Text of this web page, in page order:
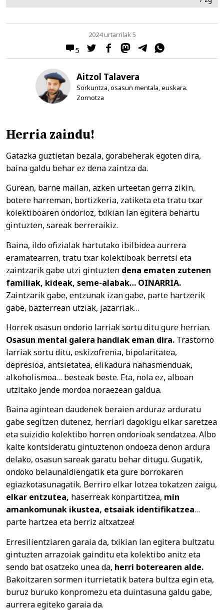
5
2024 urtarrilak 5
Aitzol Talavera
Sorkuntza, osasun mentala, euskara.
Zornotza
Herria zaindu!
Gatazka guztietan bezala, gorabeherak egoten dira,
baina galdu behar ez dena zaintza da.
Gurean, barne mailan, azken urteetan gerra zikin,
botere harreman, bortizkeria, zatiketa eta tratu txar
kolektiboaren ondorioz, txikian lan egitera behartu
gintuzten, sareak berreraikiz.
Baina, ildo ofizialak hartutako ibilbidea aurrera
eramatearren, tratu txar kolektiboak berretsi eta
zaintzarik gabe utzi gintuzten dena ematen zutenen
familiak, kideak, seme-alabak… OINARRIA.
Zaintzarik gabe, entzunak izan gabe, parte hartzerik
gabe, bazterrean utziak, jazarriak…
Horrek osasun ondorio larriak sortu ditu gure herrian.
Osasun mental galera handiak eman dira. Trastorno
larriak sortu ditu, eskizofrenia, bipolaritatea,
depresioa, antsietatea, elikadura nahasmenduak,
alkoholismoa… besteak beste. Eta, nola ez, alboan
utzitako jende mordoa noraezean galdua.
Baina agintean daudenek beraien arduraz arduratu
gabe segitzen dutenez, herriari dagokigu elkar saretzea
eta suizidio kolektibo horren ondorioak sendatzea. Albo
kalte kontsideratu gintuztenon ondoeza denon ardura
delako, osasun sareak garatu behar ditugu. Gugatik,
ondoko belaunaldiengatik eta gure borrokaren
egiazkotasunagatik. Berriro elkar lotzea tokatzen zaigu,
elkar entzutea, haserreak konpartitzea, min
amankomunak ikustea, etsaiak identifikatzea…
parte hartzea eta berriz altxatzea!
Erresilientziaren garaia da, txikian lan egitera bultzatu
gintuzten arrazoiak gainditu eta kolektibo anitz eta
sendo bat osatzeko unea da, herri boterearen alde.
Bakoitzaren sormen iturrietatik batera bultza egin eta,
buruz buruko konpromezu eta duintasuna galdu gabe,
aurrera egiteko garaia da.